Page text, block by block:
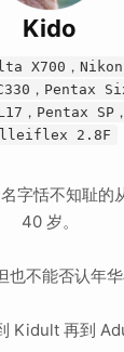
Kido
X700，Nikon
，Pentax
，Pentax SP
2.8F
字恬不知耻的
40 岁。
也不能否认年华
Kidult 再到